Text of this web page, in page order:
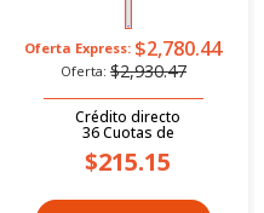
Oferta Express: $2,780.44
Oferta: $2,930.47
Crédito directo
36Cuotas de
$215.15